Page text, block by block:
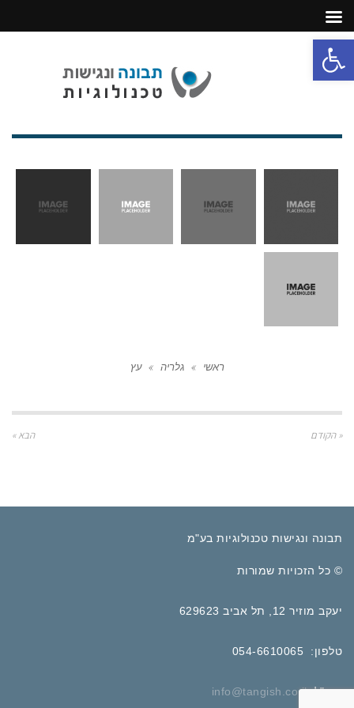
פתח סרגל נגישות
תפריט
ראשי » גלריה » עץ
« הקודם הבא »
תבונה ונגישות טכנולוגיות בע"מ
© כל הזכויות שמורות
יעקב מוזיר 12, תל אביב 629623
טלפון: 054-6610065
דוא"ל:info@tangish.co.il